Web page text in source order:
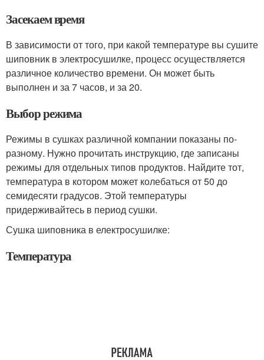
Засекаем время
В зависимости от того, при какой температуре вы сушите
шиповник в электросушилке, процесс осуществляется
различное количество времени. Он может быть
выполнен и за 7 часов, и за 20.
Выбор режима
Режимы в сушках различной компании показаны по-
разному. Нужно прочитать инструкцию, где записаны
режимы для отдельных типов продуктов. Найдите тот,
температура в котором может колебаться от 50 до
семидесяти градусов. Этой температуры
придерживайтесь в период сушки.
Сушка шиповника в електросушилке:
Температура